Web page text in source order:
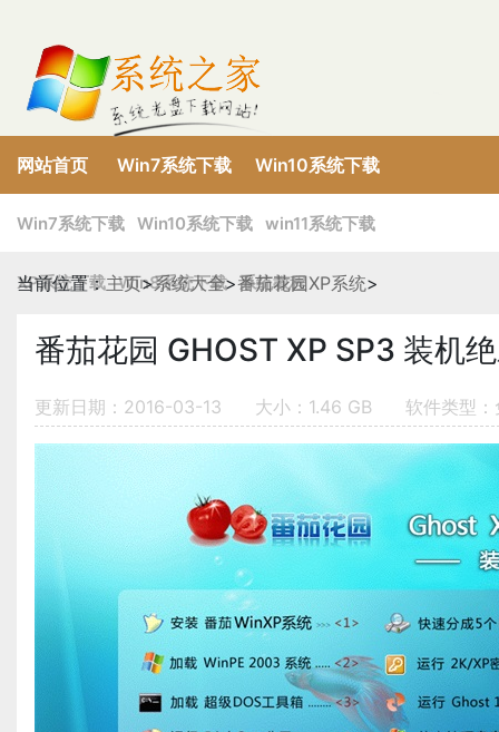
网站首页 Win7系统下载 Win10系统下载
XP系统下载 Win8系统下载 win11系统下载
Win7系统下载 Win10系统下载 win11系统下载
XP系统下载 Win8系统下载 系统教程
当前位置：主页>系统大全>番茄花园XP系统>
番茄花园 GHOST XP SP3 装机
更新日期：2016-03-13 大小：1.46 GB 软件类型